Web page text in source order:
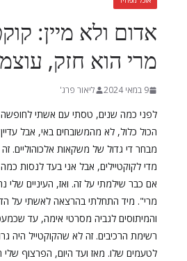
אדום ולא מיין:
מרי הוא חזק,
9 במאי 2024 ליאור פרג'
לפני כמה שנים, טסתי עם אשתי לחופשה
הכול כלול, לא מהמשובחים באי, אבל
מבחר די גדול של משקאות אלכוהוליים.
מדי לקוקטיילים, אבל אני בעד לנסות
אם כבר שילמתי על זה. ואז, העיניים שלי
מרי". מיד התחלתי בהרצאה לאשתי על
והמיתוסים לגביה מסרטי אימה, עד
רשימת הרכיבים. זה לא שהקוקטייל היה
לטעמים שלו. מאז ועד היום, הפרצוף שלי